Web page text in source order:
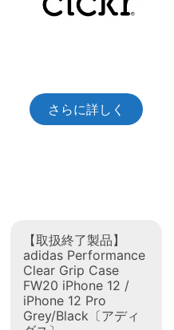
さらに詳しく
【取扱終了製品】
adidas Performance
Clear Grip Case
FW20 iPhone 12 /
iPhone 12 Pro
Grey/Black〔アディ